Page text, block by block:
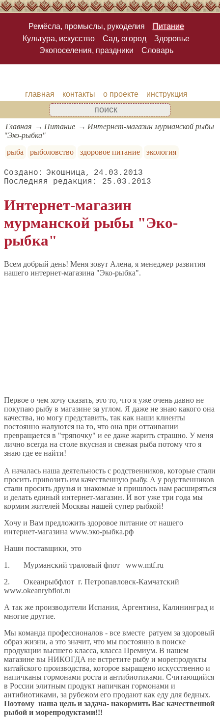
Ремёсла, промыслы, рукоделия
Питание
Культура, искусство
Сад, огород
Здоровье
Экопоселения, праздники
Словарь
главная контакты о проекте инструкция
Главная Питание
Интернет-магазин мурманской рыбы
"Эко-рыбка"
рыба
рыболовство здоровое питание экология
Экошница
24.03.2013
25.03.2013
Интернет-магазин
мурманской рыбы "Эко-
рыбка"
Всем добрый день! Меня зовут Алена, я менеджер развития
нашего интернет-магазина "Эко-рыбка".
Первое о чем хочу сказать, это то, что я уже очень давно не
покупаю рыбу в магазине за углом. Я даже не знаю какого она
качества, но могу представить, так как наши клиенты
постоянно жалуются на то, что она при оттаивании
превращается в "тряпочку" и ее даже жарить страшно. У меня
лично всегда на столе вкусная и свежая рыба потому что я
знаю где ее найти!
А началась наша деятельность с родственников, которые стали
просить привозить им качественную рыбу. А у родственников
стали просить друзья и знакомые и пришлось нам расширяться
и делать единый интернет-магазин. И вот уже три года мы
кормим жителей Москвы нашей супер рыбкой!
Хочу и Вам предложить здоровое питание от нашего
интернет-магазина www.эко-рыбка.рф
Наши поставщики, это
1. Мурманский траловый флот www.mtf.ru
2. Океанрыбфлот г. Петропавловск-Камчатский
www.okeanrybflot.ru
А так же производители Испания, Аргентина, Калининград и
многие другие.
Мы команда профессионалов - все вместе ратуем за здоровый
образ жизни, а это значит, что мы постоянно в поиске
продукции высшего класса, класса Премиум. В нашем
магазине вы НИКОГДА не встретите рыбу и морепродукты
китайского производства, которое выращено искусственно и
напичканы гормонами роста и антибиотиками. Считающийся
в России элитным продукт напичкан гормонами и
антибиотиками, за рубежом его продают как еду для бедных.
Поэтому наша цель и задача- накормить Вас качественной
рыбой и морепродуктами!!!